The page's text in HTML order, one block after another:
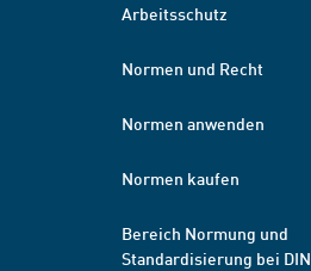
Arbeitsschutz
Normen und Recht
Normen anwenden
Normen kaufen
Bereich Normung und
Standardisierung bei DIN